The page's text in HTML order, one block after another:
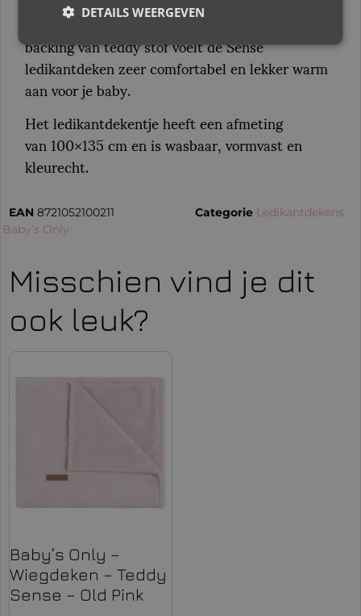
perfect in een modieuze babykamer. Door een
backing van teddy stof voelt de Sense
ledikantdeken zeer comfortabel en lekker warm
aan voor je baby.
Het ledikantdekentje heeft een afmeting
van 100×135 cm en is wasbaar, vormvast en
kleurecht.
EAN 8721052100211 Categorie Ledikantdekens
Baby’s Only
Misschien vind je dit
ook leuk?
Baby’s Only –
Wiegdeken – Teddy
Sense – Old Pink
DETAILS WEERGEVEN